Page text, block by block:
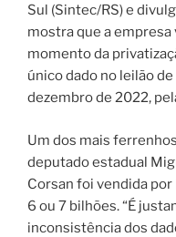
Sul (Sintec/RS) e
mostra que a empresa
momento da
único dado no leilão
dezembro de 2022,
Um dos mais
deputado estadual
Corsan foi vendida por
6 ou 7 bilhões. “É
inconsistência dos